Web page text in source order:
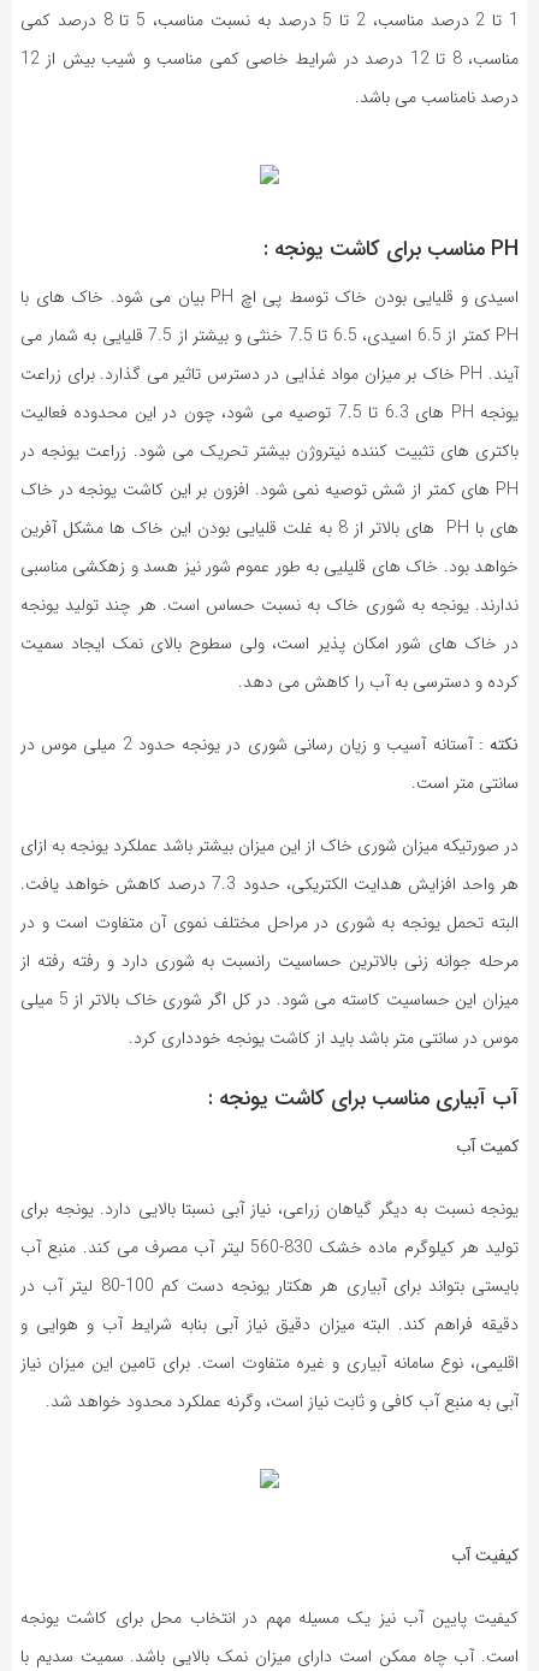
1 تا 2 درصد مناسب، 2 تا 5 درصد به نسبت مناسب، 5 تا 8 درصد کمی
مناسب، 8 تا 12 درصد در شرایط خاصی کمی مناسب و شیب بیش از 12
درصد نامناسب می باشد.
PH مناسب برای کاشت یونجه :
اسیدی و قلیایی بودن خاک توسط پی اچ PH بیان می شود. خاک های با
PH کمتر از 6.5 اسیدی، 6.5 تا 7.5 خنثی و بیشتر از 7.5 قلیایی به شمار می
آیند. PH خاک بر میزان مواد غذایی در دسترس تاثیر می گذارد. برای زراعت
یونجه PH های 6.3 تا 7.5 توصیه می شود، چون در این محدوده فعالیت
باکتری های تثبیت کننده نیتروژن بیشتر تحریک می شود. زراعت یونجه در
PH های کمتر از شش توصیه نمی شود. افزون بر این کاشت یونجه در خاک
های با PH های بالاتر از 8 به غلت قلیایی بودن این خاک ها مشکل آفرین
خواهد بود. خاک های قلیلیی به طور عموم شور نیز هسد و زهکشی مناسبی
ندارند. یونجه به شوری خاک به نسبت حساس است. هر چند تولید یونجه
در خاک های شور امکان پذیر است، ولی سطوح بالای نمک ایجاد سمیت
کرده و دسترسی به آب را کاهش می دهد.
نکته :
آستانه آسیب و زیان رسانی شوری در یونجه حدود 2 میلی موس در
سانتی متر است.
در صورتیکه میزان شوری خاک از این میزان بیشتر باشد عملکرد یونجه به ازای
هر واحد افزایش هدایت الکتریکی، حدود 7.3 درصد کاهش خواهد یافت.
البته تحمل یونجه به شوری در مراحل مختلف نموی آن متفاوت است و در
مرحله جوانه زنی بالاترین حساسیت رانسبت به شوری دارد و رفته رفته از
میزان این حساسیت کاسته می شود. در کل اگر شوری خاک بالاتر از 5 میلی
موس در سانتی متر باشد باید از کاشت یونجه خودداری کرد.
آب آبیاری مناسب برای کاشت یونجه :
کمیت آب
یونجه نسبت به دیگر گیاهان زراعی، نیاز آبی نسبتا بالایی دارد. یونجه برای
تولید هر کیلوگرم ماده خشک 830-560 لیتر آب مصرف می کند. منبع آب
بایستی بتواند برای آبیاری هر هکتار یونجه دست کم 100-80 لیتر آب در
دقیقه فراهم کند. البته میزان دقیق نیاز آبی بنابه شرایط آب و هوایی و
اقلیمی، نوع سامانه آبیاری و غیره متفاوت است. برای تامین این میزان نیاز
آبی به منبع آب کافی و ثابت نیاز است، وگرنه عملکرد محدود خواهد شد.
کیفیت آب
کیفیت پایین آب نیز یک مسیله مهم در انتخاب محل برای کاشت یونجه
است. آب چاه ممکن است دارای میزان نمک بالایی باشد. سمیت سدیم با